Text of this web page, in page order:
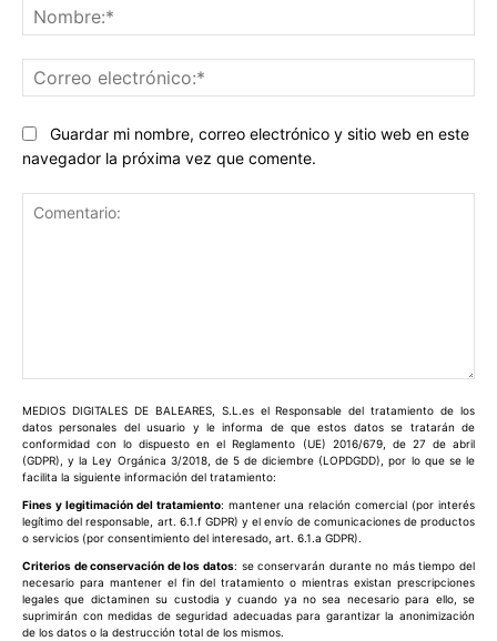
Guardar mi nombre, correo electrónico y sitio web en este
navegador la próxima vez que comente.
MEDIOS DIGITALES DE BALEARES, S.L.es el Responsable del tratamiento de los
datos personales del usuario y le informa de que estos datos se tratarán de
conformidad con lo dispuesto en el Reglamento (UE) 2016/679, de 27 de abril
(GDPR), y la Ley Orgánica 3/2018, de 5 de diciembre (LOPDGDD), por lo que se le
facilita la siguiente información del tratamiento:
Fines y legitimación del tratamiento: mantener una relación comercial (por interés
legítimo del responsable, art. 6.1.f GDPR) y el envío de comunicaciones de productos
o servicios (por consentimiento del interesado, art. 6.1.a GDPR).
Criterios de conservación de los datos: se conservarán durante no más tiempo del
necesario para mantener el fin del tratamiento o mientras existan prescripciones
legales que dictaminen su custodia y cuando ya no sea necesario para ello, se
suprimirán con medidas de seguridad adecuadas para garantizar la anonimización
de los datos o la destrucción total de los mismos.